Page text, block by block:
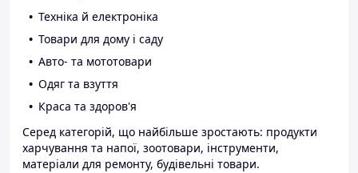
Техніка й електроніка
Товари для дому і саду
Авто- та мототовари
Одяг та взуття
Краса та здоров'я
Серед категорій, що найбільше зростають: продукти
харчування та напої, зоотовари, інструменти,
матеріали для ремонту, будівельні товари.